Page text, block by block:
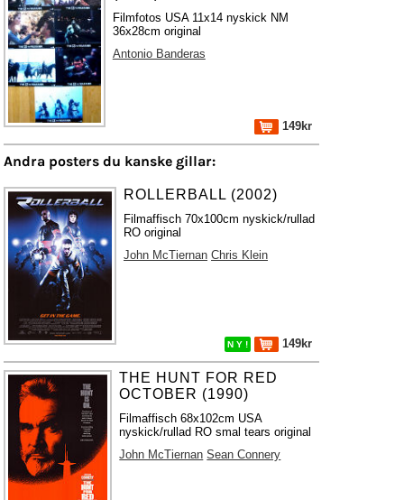
Filmfotos USA 11x14 nyskick NM
36x28cm original
Antonio Banderas
149kr
Andra posters du kanske gillar:
ROLLERBALL (2002)
Filmaffisch 70x100cm nyskick/rullad
RO original
John McTiernan Chris Klein
N Y ! 149kr
THE HUNT FOR RED
OCTOBER (1990)
Filmaffisch 68x102cm USA
nyskick/rullad RO smal tears original
John McTiernan Sean Connery